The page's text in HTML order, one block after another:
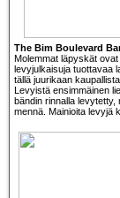
The Bim Boulevard
Molemmat läpyskät
levyjulkaisuja tuottavaa
tällä juurikaan
Levyistä ensimmäinen
bändin rinnalla
mennä. Mainioita levyjä